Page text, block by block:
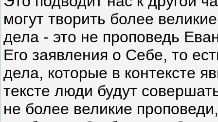
могут творить более
дела - это не проповедь
Его заявления о Себе, то
дела, которые в контексте
тексте люди будут
не более великие